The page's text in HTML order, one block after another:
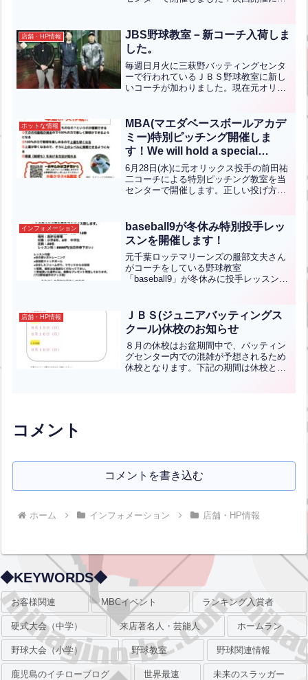
田ベースボールアカデミーのラインアカ
ウントになります。...全文はクリック
店舗・HP情報
JBS野球教室－新コーチ入荷しま
した。
毎週日月火に三萩野バッティングセンタ
ーで行われているＪＢＳ野球教室に新し
いコーチが加わりました。現在元オリッ
団）外野手 砂小間正貫コーチ、現役北九
州大学野球部員本田智幸...全文はクリッ
ク
ホットな情報
MBA(マエダベースボールアカデ
ミー)特別ピッチング開催しま
す！We will hold a special
pitching school at Maeda
Baseball Academy!
6月28日(水)に元オリックス投手の前田祐
二コーチによる特別ピッチング教室を当
センターで開催します。正しい投げ方を
しくは下記のポスターをご覧ください！
お申込みはポスタ...全文はクリック
インフォメーション
baseball9が冬休み特別投手レッ
スンを開催します！
元千葉ロッテマリーンズの服部文夫さん
がコーチをしている野球教室
「baseball9」が冬休みに投手レッスンを
ンズ)ケガをしないフォームを身につける
事が大切です。フォー...全文はクリック
店舗・HP情報
ＪＢＳ(ジュニアバッティングス
クール)休校のお知らせ
８月の休校はお盆期間中で、バッティン
グセンター内での混雑が予想されるため
休校となります。下記の期間は休校とな
コメント
コメントを書き込む
ホーム インフォメーション 店舗・HP情報
◆KEYWORDS◆
お客様関連 MBCイベント ランキング入賞者
硬式大会（中学） 来店著名人・芸能人 ホームラン
野球大会（小学） 野球教室 野球関連情報
鹿児島のイチローブログ 世界最速 未来のスラッガー